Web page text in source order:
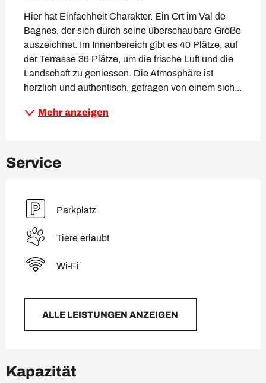
Hier hat Einfachheit Charakter. Ein Ort im Val de
Bagnes, der sich durch seine überschaubare Größe
auszeichnet. Im Innenbereich gibt es 40 Plätze, auf
der Terrasse 36 Plätze, um die frische Luft und die
Landschaft zu geniessen. Die Atmosphäre ist
herzlich und authentisch, getragen von einem sich...
Mehr anzeigen
Service
Parkplatz
Tiere erlaubt
Wi-Fi
ALLE LEISTUNGEN ANZEIGEN
Kapazität